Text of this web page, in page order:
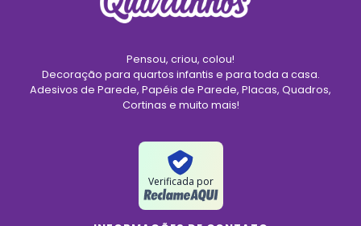
Pensou, criou, colou!
Decoração para quartos infantis e para toda a casa.
Adesivos de Parede, Papéis de Parede, Placas, Quadros,
Cortinas e muito mais!
Verificada por